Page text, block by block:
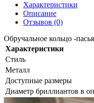
Характеристики
Описание
Отзывов (0)
Обручальное кольцо -
Характеристики
Стиль
Металл
Доступные размеры
Диаметр бриллиантов в